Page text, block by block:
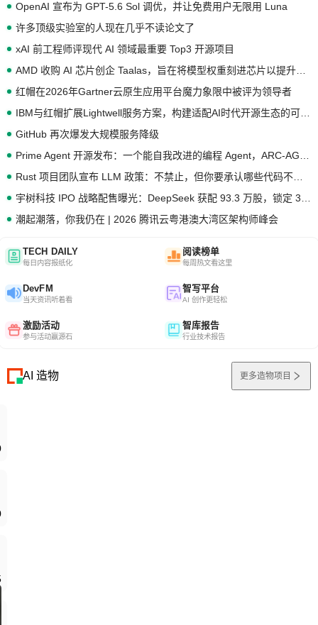
OpenAI 宣布为 GPT-5.6 Sol 调优，并让免费用户无限用 Luna
许多顶级实验室的人现在几乎不读论文了
xAI 前工程师评现代 AI 领域最重要 Top3 开源项目
红帽在2026年Gartner云原生应用平台魔力象限中被评为领导者
GitHub 再次爆发大规模服务降级
潮起潮落，你我仍在 | 2026 腾讯云粤港澳大湾区架构师峰会
TECH DAILY
每日内容报纸化
阅读榜单
每周热文看这里
DevFM
当天资讯听着看
智写平台
AI 创作更轻松
激励活动
参与活动赢源石
智库报告
行业技术报告
AI 造物 更多造物项目